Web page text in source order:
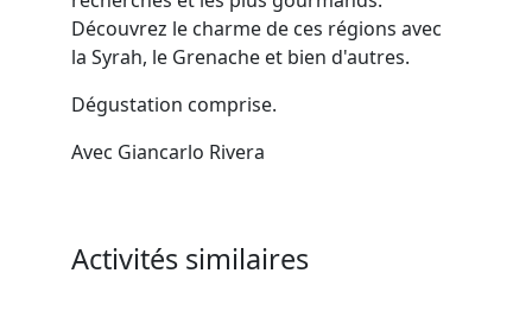
Découvrez le charme de ces régions avec
la Syrah, le Grenache et bien d'autres.
Dégustation comprise.
Avec Giancarlo Rivera
Activités similaires